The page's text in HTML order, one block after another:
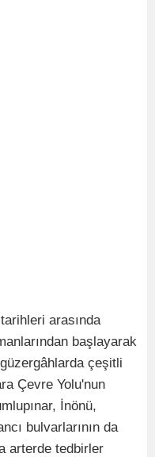
arasında
başlayarak
çeşitli
Çevre Yolu'nun
İnönü,
bulvarlarının da
arterde tedbirler